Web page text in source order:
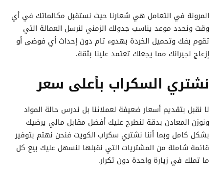
المرونة في التعامل هي شعارنا حيث نستقبل مكالماتك في أي
وقت ونحدد موعد يناسب جدولك الزمني لنرسل العمالة التي
تقوم بفك وتحميل الخردة بهدوء تام دون إحداث أي فوضى أو
إزعاج لجيرانك مما يجعلك تعتمد علينا بثقة.
نشتري السكراب بأعلى سعر
لا نقبل بتقديم أسعار ضعيفة لعملائنا بل ندرس حالة المواد
ونوزن المعادن بدقة لنطرح عليك أفضل مقابل مالي يرضيك
بشكل كامل وبما أننا نشتري سكراب الكويت فنحن نهتم بتوفير
قائمة شاملة من المشتريات التي نقبلها لنسهل عليك بيع كل
ما تملك في زيارة واحدة دون تكرار.